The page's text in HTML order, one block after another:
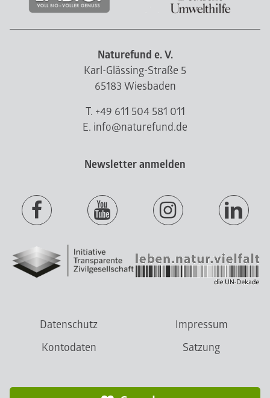
Naturefund e. V.
Karl-Glässing-Straße 5
65183 Wiesbaden
T. +49 611 504 581 011
E. info@naturefund.de
Newsletter anmelden
Datenschutz
Impressum
Kontodaten
Satzung